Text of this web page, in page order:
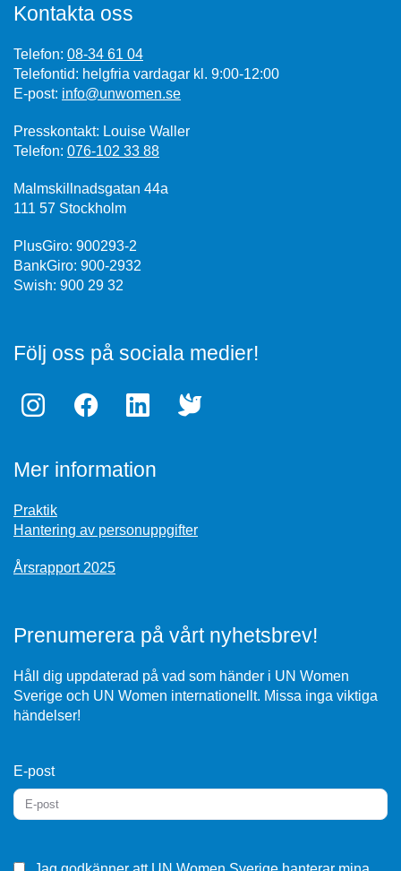
Kontakta oss
Telefon: 08-34 61 04
Telefontid: helgfria vardagar kl. 9:00-12:00
E-post: info@unwomen.se
Presskontakt: Louise Waller
Telefon: 076-102 33 88
Malmskillnadsgatan 44a
111 57 Stockholm
PlusGiro: 900293-2
BankGiro: 900-2932
Swish: 900 29 32
Följ oss på sociala medier!
Mer information
Praktik
Hantering av personuppgifter
Årsrapport 2025
Prenumerera på vårt nyhetsbrev!
Håll dig uppdaterad på vad som händer i UN Women
Sverige och UN Women internationellt. Missa inga viktiga
händelser!
E-post